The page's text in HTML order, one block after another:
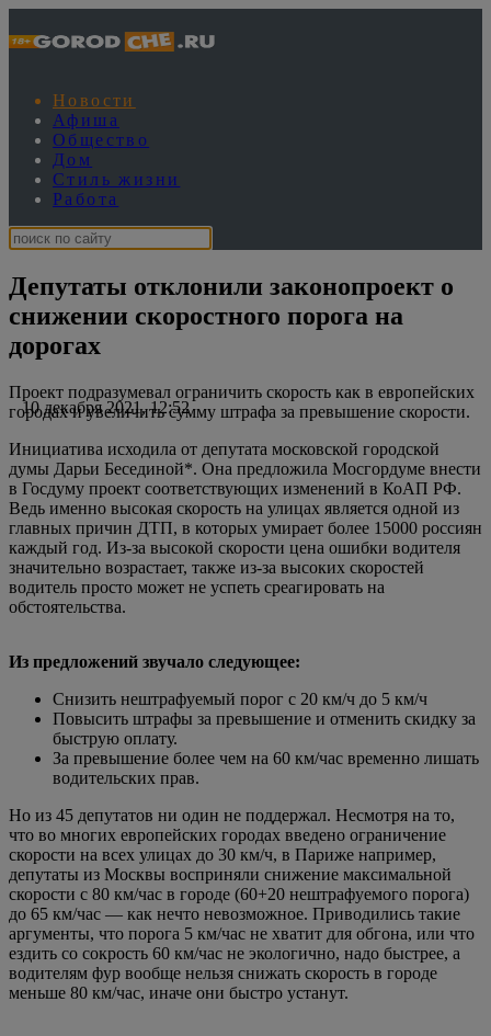
Новости
Афиша
Общество
Дом
Стиль жизни
Работа
Депутаты отклонили законопроект о
снижении скоростного порога на
дорогах
10 декабря 2021, 12:52
Проект подразумевал ограничить скорость как в европейских
городах и увеличить сумму штрафа за превышение скорости.
Инициатива исходила от депутата московской городской
думы Дарьи Бесединой*. Она предложила Мосгордуме внести
в Госдуму проект соответствующих изменений в КоАП РФ.
Ведь именно высокая скорость на улицах является одной из
главных причин ДТП, в которых умирает более 15000 россиян
каждый год. Из-за высокой скорости цена ошибки водителя
значительно возрастает, также из-за высоких скоростей
водитель просто может не успеть среагировать на
обстоятельства.
Из предложений звучало следующее:
Снизить нештрафуемый порог с 20 км/ч до 5 км/ч
Повысить штрафы за превышение и отменить скидку за
быструю оплату.
За превышение более чем на 60 км/час временно лишать
водительских прав.
Но из 45 депутатов ни один не поддержал. Несмотря на то,
что во многих европейских городах введено ограничение
скорости на всех улицах до 30 км/ч, в Париже например,
депутаты из Москвы восприняли снижение максимальной
скорости с 80 км/час в городе (60+20 нештрафуемого порога)
до 65 км/час — как нечто невозможное. Приводились такие
аргументы, что порога 5 км/час не хватит для обгона, или что
ездить со сокрость 60 км/час не экологично, надо быстрее, а
водителям фур вообще нельзя снижать скорость в городе
меньше 80 км/час, иначе они быстро устанут.